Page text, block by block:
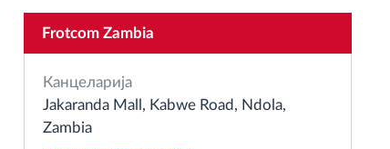
Frotcom Zambia
Канцеларија
Jakaranda Mall, Kabwe Road, Ndola,
Zambia